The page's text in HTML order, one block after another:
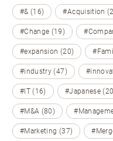
#& (16) #Acquisition
#Change (19)
#expansion (20)
#industry (47)
#IT (16) #Japanese
#M&A (80)
#Marketing (37)